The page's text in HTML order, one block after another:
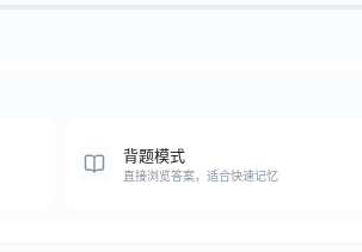
背题模式
直接浏览答案，适合快速记忆